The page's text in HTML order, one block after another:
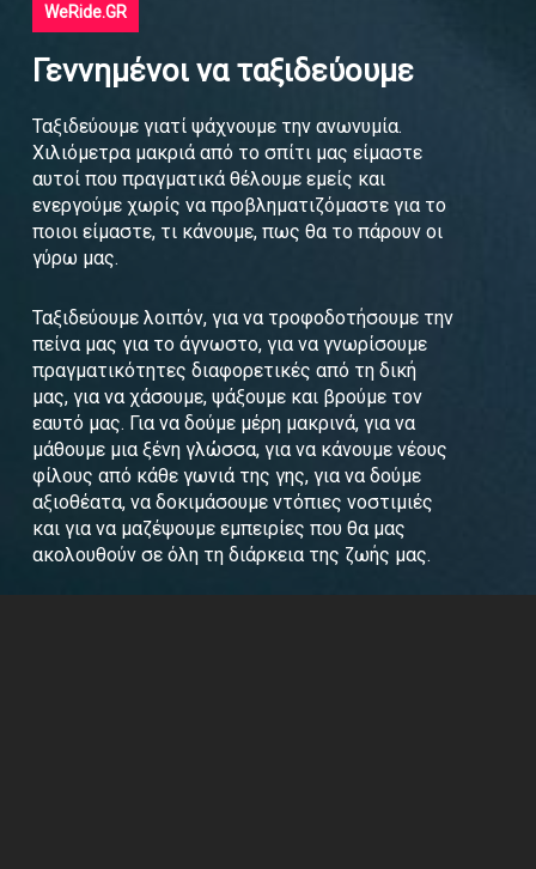
WeRide.GR
Γεννημένοι να ταξιδεύουμε
Ταξιδεύουμε γιατί ψάχνουμε την ανωνυμία.
Χιλιόμετρα μακριά από το σπίτι μας είμαστε
αυτοί που πραγματικά θέλουμε εμείς και
ενεργούμε χωρίς να προβληματιζόμαστε για το
ποιοι είμαστε, τι κάνουμε, πως θα το πάρουν οι
γύρω μας.
Ταξιδεύουμε λοιπόν, για να τροφοδοτήσουμε την
πείνα μας για το άγνωστο, για να γνωρίσουμε
πραγματικότητες διαφορετικές από τη δική
μας, για να χάσουμε, ψάξουμε και βρούμε τον
εαυτό μας. Για να δούμε μέρη μακρινά, για να
μάθουμε μια ξένη γλώσσα, για να κάνουμε νέους
φίλους από κάθε γωνιά της γης, για να δούμε
αξιοθέατα, να δοκιμάσουμε ντόπιες νοστιμιές
και για να μαζέψουμε εμπειρίες που θα μας
ακολουθούν σε όλη τη διάρκεια της ζωής μας.